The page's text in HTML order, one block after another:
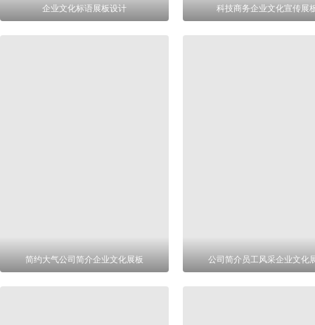
企业文化标语展板设计 科技商务企业文化宣传展
简约大气公司简介企业文化展板 公司简介员工风采企业文化